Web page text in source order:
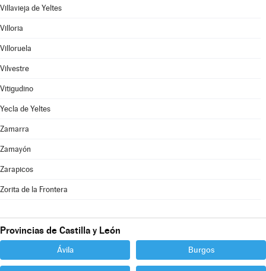
Villavieja de Yeltes
Villoria
Villoruela
Vilvestre
Vitigudino
Yecla de Yeltes
Zamarra
Zamayón
Zarapicos
Zorita de la Frontera
Provincias de Castilla y León
Ávila Burgos